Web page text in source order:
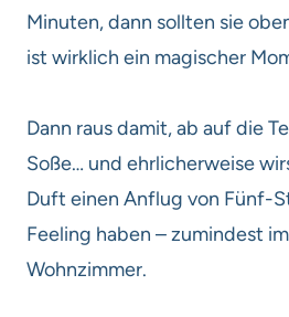
Minuten, dann sollten sie
ist wirklich ein magischer
Dann raus damit, ab auf die
Soße… und ehrlicherweise
Duft einen Anflug von Fünf-
Feeling haben – zumindest
Wohnzimmer.